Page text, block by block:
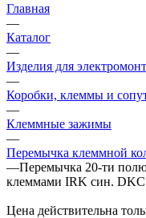
Главная
—
Каталог
—
Изделия для
—
Коробки, клеммы и
—
Клеммные зажимы
—
Перемычка клеммной
—Перемычка 20-ти
клеммами IRK син.
Цена действительна